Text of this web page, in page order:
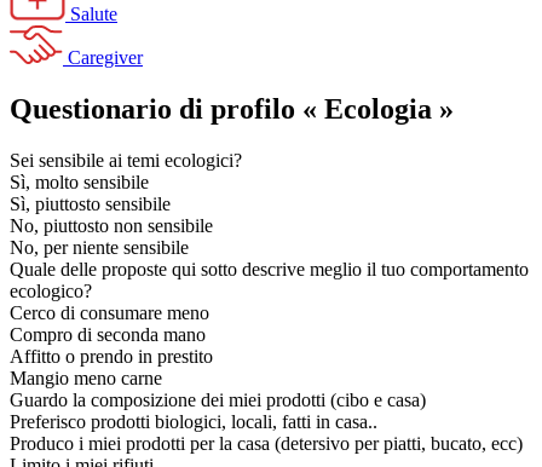
Salute
Caregiver
Questionario di profilo « Ecologia »
Sei sensibile ai temi ecologici?
Sì, molto sensibile
Sì, piuttosto sensibile
No, piuttosto non sensibile
No, per niente sensibile
Quale delle proposte qui sotto descrive meglio il tuo comportamento
ecologico?
Cerco di consumare meno
Compro di seconda mano
Affitto o prendo in prestito
Mangio meno carne
Guardo la composizione dei miei prodotti (cibo e casa)
Preferisco prodotti biologici, locali, fatti in casa..
Produco i miei prodotti per la casa (detersivo per piatti, bucato, ecc)